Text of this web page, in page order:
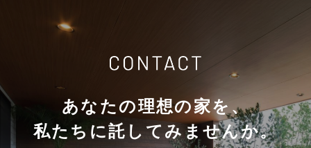
2025年11月
2025年9月
2025年8月
あなたの理想の家を、
私たちに託してみませんか。